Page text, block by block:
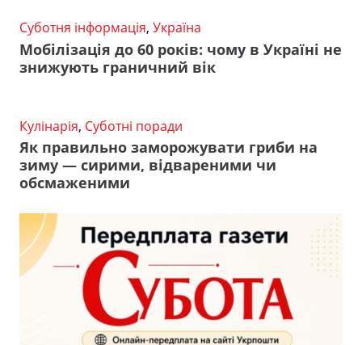
Суботня інформація, Україна
Мобілізація до 60 років: чому в Україні не
знижують граничний вік
Кулінарія, Суботні поради
Як правильно заморожувати гриби на
зиму — сирими, відвареними чи
обсмаженими